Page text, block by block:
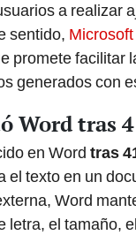
a realizar
sentido,
promete facilitar
generados con
Word tras
en Word tras
el texto en un
Word
letra, el tamaño,